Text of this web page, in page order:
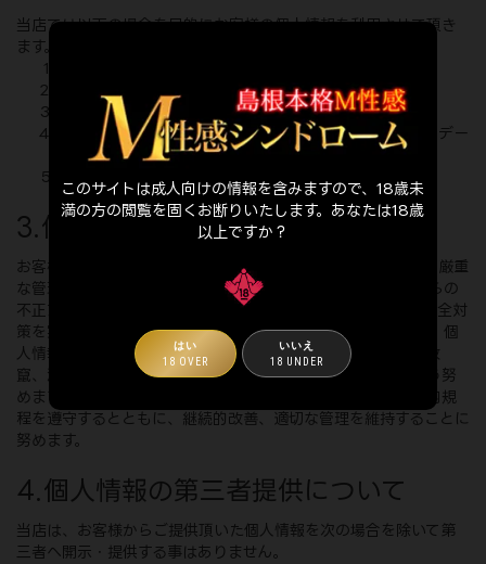
このサイトは成人向けの情報を含みますので、18歳未
満の方の閲覧を固くお断りいたします。あなたは18歳
以上ですか？
はい
18 OVER
いいえ
18 UNDER
当店では以下の場合を目的にお客様の個人情報を利用させて頂き
ます。
商品・サービスの提供の為
商品・サービスを御利用頂く資格や御本人様確認の為
新商品・サービスの研究や開発を目的とする市場調査やデー
タ分析の為
3.個人情報の管理・保護について
お客様からご提供頂いた個人情報の取扱いに関して、適切かつ厳重
な管理を行い、外部への流出防止に努めます。 また、外部からの
不正アクセス等の危険に対して、適切かつ合理的なレベルの安全対
策を実施し、お客様の個人情報の保護に努めます。 当店では、個
人情報の重要性を常に認識し、不正アクセス、紛失、破壊、改
竄、漏洩等の起きないよう教育その他適切な手段を講じるよう努
めます。 また、個人情報保護に関する法令、諸規則および社内規
程を遵守するとともに、継続的改善、適切な管理を維持することに
努めます。
4.個人情報の第三者提供について
当店は、お客様からご提供頂いた個人情報を次の場合を除いて第
三者へ開示・提供する事はありません。